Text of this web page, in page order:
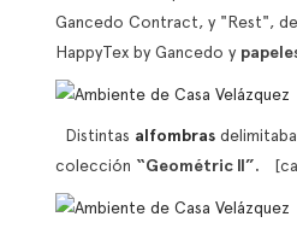
Gancedo Contract, y "Rest",
HappyTex by Gancedo y
Distintas alfombras
colección “Geométric II”.